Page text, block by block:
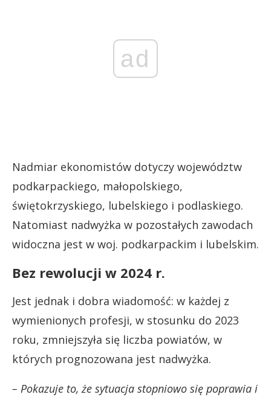
ad
Nadmiar ekonomistów dotyczy województw
podkarpackiego, małopolskiego,
świętokrzyskiego, lubelskiego i podlaskiego.
Natomiast nadwyżka w pozostałych zawodach
widoczna jest w woj. podkarpackim i lubelskim.
Bez rewolucji w 2024 r.
Jest jednak i dobra wiadomość: w każdej z
wymienionych profesji, w stosunku do 2023
roku, zmniejszyła się liczba powiatów, w
których prognozowana jest nadwyżka.
– Pokazuje to, że sytuacja stopniowo się poprawia i